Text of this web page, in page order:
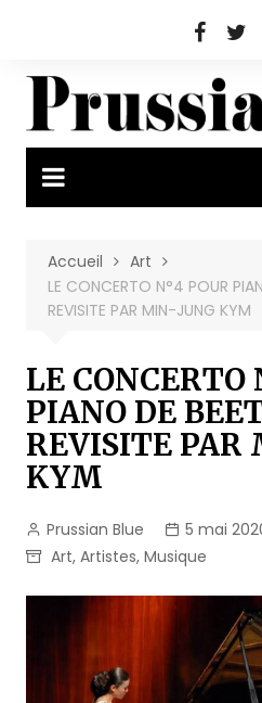
Accueil
Art
LE CONCERTO N°4 POUR
REVISITE PAR MIN-JUNG KYM
LE CONCERTO
PIANO DE
REVISITE PAR
KYM
Prussian Blue
5 mai
Art, Artistes, Musique